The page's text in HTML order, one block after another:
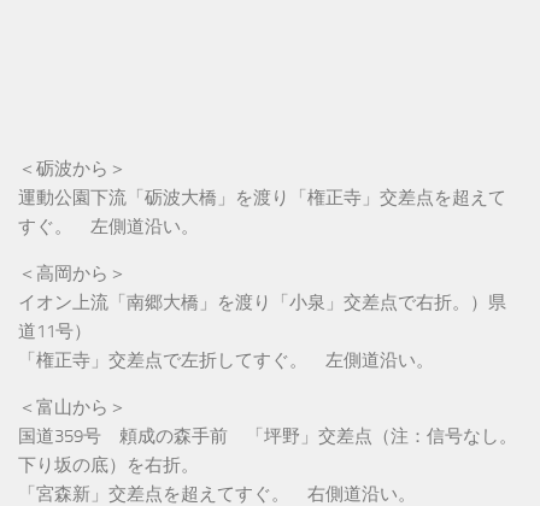
＜砺波から＞
運動公園下流「砺波大橋」を渡り「権正寺」交差点を超えて
すぐ。 左側道沿い。
＜高岡から＞
イオン上流「南郷大橋」を渡り「小泉」交差点で右折。）県
道11号）
「権正寺」交差点で左折してすぐ。 左側道沿い。
＜富山から＞
国道359号 頼成の森手前 「坪野」交差点（注：信号なし。
下り坂の底）を右折。
「宮森新」交差点を超えてすぐ。 右側道沿い。